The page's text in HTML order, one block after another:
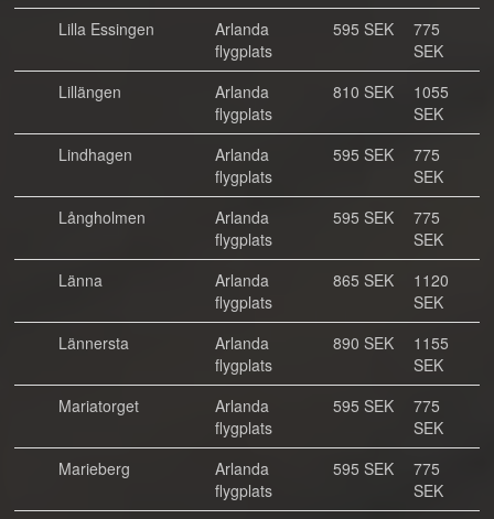
Lilla Essingen
Arlanda
flygplats
595 SEK
775
SEK
Lillängen
Arlanda
flygplats
810 SEK
1055
SEK
Lindhagen
Arlanda
flygplats
595 SEK
775
SEK
Långholmen
Arlanda
flygplats
595 SEK
775
SEK
Länna
Arlanda
flygplats
865 SEK
1120
SEK
Lännersta
Arlanda
flygplats
890 SEK
1155
SEK
Mariatorget
Arlanda
flygplats
595 SEK
775
SEK
Marieberg
Arlanda
flygplats
595 SEK
775
SEK